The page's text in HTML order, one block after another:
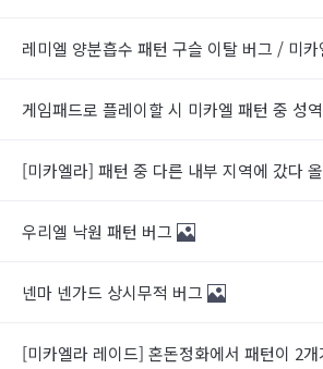
레미엘 양분흡수 패턴 구슬 이탈 버그 / 미
게임패드로 플레이할 시 미카엘 패턴 중 성
[미카엘라] 패턴 중 다른 내부 지역에 갔다
우리엘 낙원 패턴 버그
넨마 넨가드 상시무적 버그
[미카엘라 레이드] 혼돈정화에서 패턴이 2